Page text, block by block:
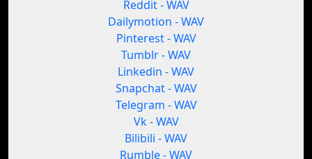
Reddit - WAV
Dailymotion - WAV
Pinterest - WAV
Tumblr - WAV
Linkedin - WAV
Snapchat - WAV
Telegram - WAV
Vk - WAV
Bilibili - WAV
Rumble - WAV